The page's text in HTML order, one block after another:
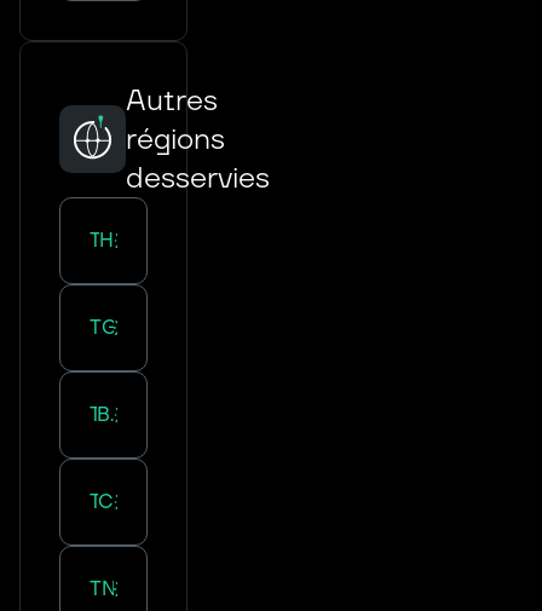
Autres
régions
desservies
Transport :Hauts-de-France
Transport :
Transport :Bourgogne-Franche-Comté
Transport :Centre-Val de Loire
Transport :Normandie